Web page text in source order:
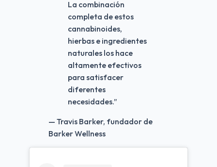
La combinación
completa de estos
cannabinoides,
hierbas e ingredientes
naturales los hace
altamente efectivos
para satisfacer
diferentes
necesidades.”
— Travis Barker, fundador de
Barker Wellness